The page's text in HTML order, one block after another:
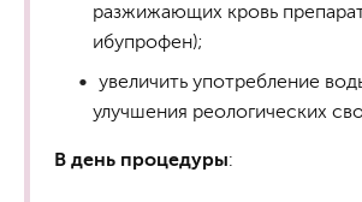
разжижающих кровь
ибупрофен);
увеличить употребление
улучшения реологических
В день процедуры: